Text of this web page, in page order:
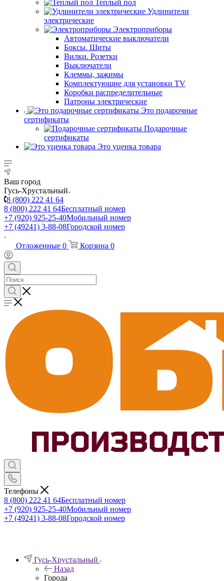
Теплый пол
Удлинители
электрические
Электроприборы
Автоматические выключатели
Боксы. Щиты
Вилки. Розетки
Выключатели
Клеммы, зажимы
Комплектующие для установки TV
Коробки распределительные
Патроны электрические
Это подарочные
сертификаты
Подарочные
сертификаты
Это уценка товара
Ваш город
Гусь-Хрустальный
8 (800) 222 41 64
8 (800) 222 41 64Бесплатный номер
+7 (920) 925-25-40Мобильный номер
+7 (49241) 3-88-08Городской номер
Отложенные 0 Корзина 0
Телефоны
8 (800) 222 41 64Бесплатный номер
+7 (920) 925-25-40Мобильный номер
+7 (49241) 3-88-08Городской номер
Гусь-Хрустальный
Назад
Города